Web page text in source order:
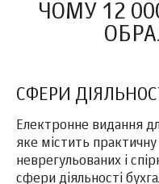
ЧОМУ 12
СФЕРИ
Електронне видання
яке містить
неврегульованих і
сфери діяльності